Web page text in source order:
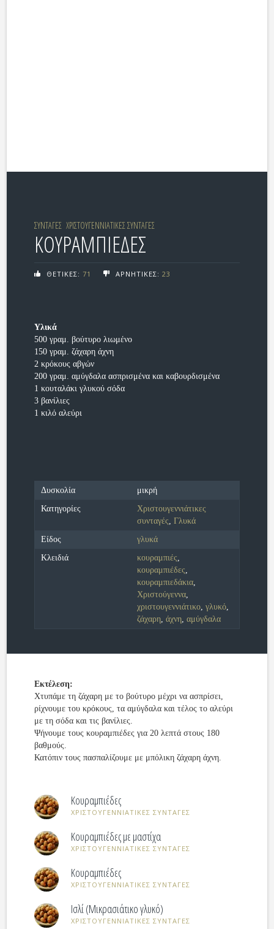
ΣΥΝΤΑΓΕΣ ΧΡΙΣΤΟΥΓΕΝΝΙΑΤΙΚΕΣ ΣΥΝΤΑΓΕΣ
ΚΟΥΡΑΜΠΙΕΔΕΣ
ΘΕΤΙΚΕΣ: 71 ΑΡΝΗΤΙΚΕΣ: 23
Υλικά
500 γραμ. βούτυρο λιωμένο
150 γραμ. ζάχαρη άχνη
2 κρόκους αβγών
200 γραμ. αμύγδαλα ασπρισμένα και καβουρδισμένα
1 κουταλάκι γλυκού σόδα
3 βανίλιες
1 κιλό αλεύρι
Δυσκολία
μικρή
Κατηγορίες
Χριστουγεννιάτικες
συνταγές, Γλυκά
Είδος
γλυκά
Κλειδιά
κουραμπιές,
κουραμπιέδες,
κουραμπιεδάκια,
Χριστούγεννα,
χριστουγεννιάτικο, γλυκό,
ζάχαρη, άχνη, αμύγδαλα
Εκτέλεση:
Χτυπάμε τη ζάχαρη με το βούτυρο μέχρι να ασπρίσει,
ρίχνουμε του κρόκους, τα αμύγδαλα και τέλος το αλεύρι
με τη σόδα και τις βανίλιες.
Ψήνουμε τους κουραμπιέδες για 20 λεπτά στους 180
βαθμούς.
Κατόπιν τους πασπαλίζουμε με μπόλικη ζάχαρη άχνη.
Κουραμπιέδες
ΧΡΙΣΤΟΥΓΕΝΝΙΑΤΙΚΕΣ ΣΥΝΤΑΓΕΣ
Κουραμπιέδες με μαστίχα
ΧΡΙΣΤΟΥΓΕΝΝΙΑΤΙΚΕΣ ΣΥΝΤΑΓΕΣ
Κουραμπιέδες
ΧΡΙΣΤΟΥΓΕΝΝΙΑΤΙΚΕΣ ΣΥΝΤΑΓΕΣ
Ισλί (Μικρασιάτικο γλυκό)
ΧΡΙΣΤΟΥΓΕΝΝΙΑΤΙΚΕΣ ΣΥΝΤΑΓΕΣ